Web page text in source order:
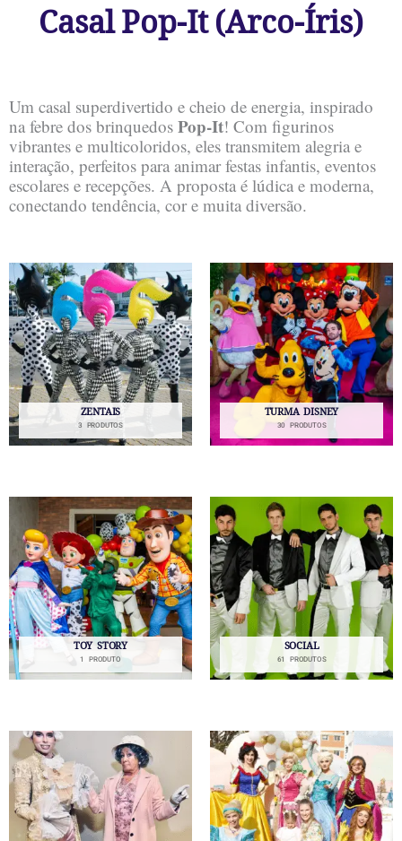
Casal Pop-It (Arco-Íris)
Um casal superdivertido e cheio de energia, inspirado
na febre dos brinquedos Pop-It! Com figurinos
vibrantes e multicoloridos, eles transmitem alegria e
interação, perfeitos para animar festas infantis, eventos
escolares e recepções. A proposta é lúdica e moderna,
conectando tendência, cor e muita diversão.
ZENTAIS
3 PRODUTOS
TURMA DISNEY
30 PRODUTOS
TOY STORY
1 PRODUTO
SOCIAL
61 PRODUTOS